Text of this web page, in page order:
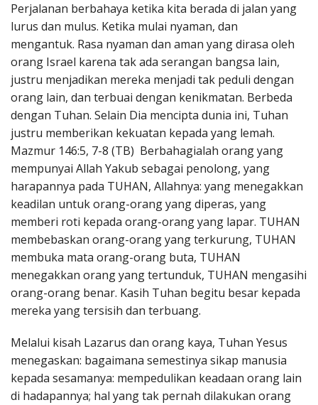
Perjalanan berbahaya ketika kita berada di jalan yang
lurus dan mulus. Ketika mulai nyaman, dan
mengantuk. Rasa nyaman dan aman yang dirasa oleh
orang Israel karena tak ada serangan bangsa lain,
justru menjadikan mereka menjadi tak peduli dengan
orang lain, dan terbuai dengan kenikmatan. Berbeda
dengan Tuhan. Selain Dia mencipta dunia ini, Tuhan
justru memberikan kekuatan kepada yang lemah.
Mazmur 146:5, 7-8 (TB) Berbahagialah orang yang
mempunyai Allah Yakub sebagai penolong, yang
harapannya pada TUHAN, Allahnya: yang menegakkan
keadilan untuk orang-orang yang diperas, yang
memberi roti kepada orang-orang yang lapar. TUHAN
membebaskan orang-orang yang terkurung, TUHAN
membuka mata orang-orang buta, TUHAN
menegakkan orang yang tertunduk, TUHAN mengasihi
orang-orang benar. Kasih Tuhan begitu besar kepada
mereka yang tersisih dan terbuang.
Melalui kisah Lazarus dan orang kaya, Tuhan Yesus
menegaskan: bagaimana semestinya sikap manusia
kepada sesamanya: mempedulikan keadaan orang lain
di hadapannya; hal yang tak pernah dilakukan orang